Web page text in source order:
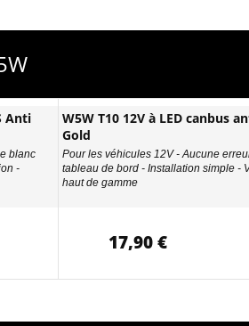
Anti
blanc
-
W5W T10 12V à LED canbus
Gold
Pour les véhicules 12V - Aucune
tableau de bord - Installation simple -
haut de gamme
17,90 €